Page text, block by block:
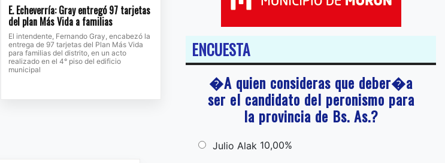
E. Echeverría: Gray entregó 97 tarjetas
del plan Más Vida a familias
El intendente, Fernando Gray, encabezó la
entrega de 97 tarjetas del Plan Más Vida
para familias del distrito, en un acto
realizado en el 4° piso del edificio
municipal
ENCUESTA
�A quien consideras que deber�a
ser el candidato del peronismo para
la provincia de Bs. As.?
Julio Alak 10,00%